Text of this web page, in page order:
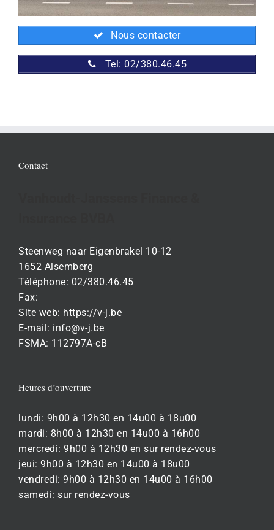
Nous contacter
Tel: 02/380.46.45
Contact
Steenweg naar Eigenbrakel 10-12
1652 Alsemberg
Téléphone: 02/380.46.45
Fax:
Site web: https://v-j.be
E-mail: info@v-j.be
FSMA: 112797A-cB
Heures d’ouverture
lundi: 9h00 à 12h30 en 14u00 à 18u00
mardi: 8h00 à 12h30 en 14u00 à 16h00
mercredi: 9h00 à 12h30 en sur rendez-vous
jeui: 9h00 à 12h30 en 14u00 à 18u00
vendredi: 9h00 à 12h30 en 14u00 à 16h00
samedi: sur rendez-vous